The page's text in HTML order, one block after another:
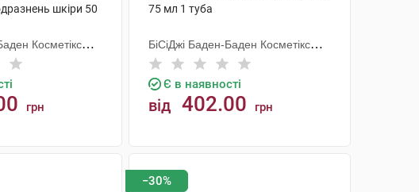
шкіри 50
Косметікс
грн
75 мл 1 туба
БіСіДжі Баден-Баден Косметікс
Груп Гмбх
Є в наявності
від 402.00 грн
−30%